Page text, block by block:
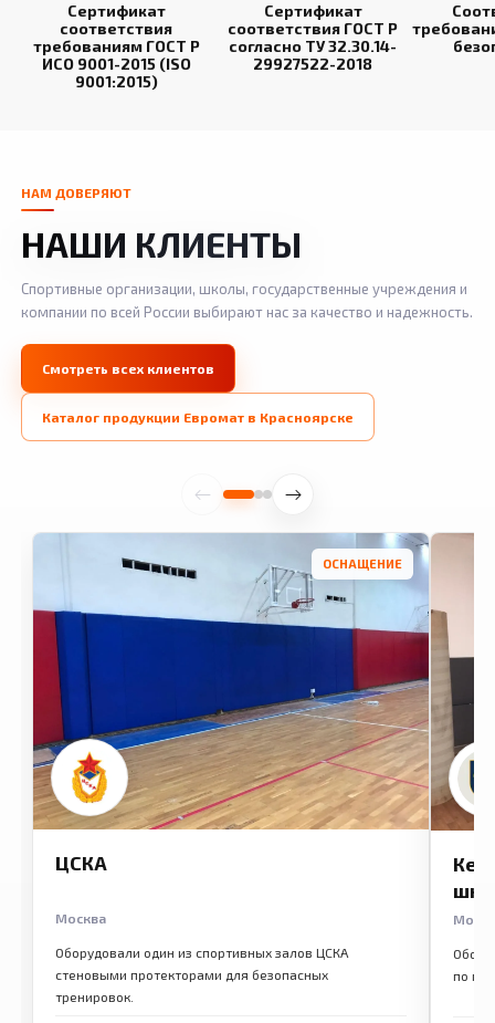
Сертификат
соответствия
требованиям ГОСТ Р
ИСО 9001-2015 (ISO
9001:2015)
Сертификат
соответствия ГОСТ Р
согласно ТУ 32.30.14-
29927522-2018
НАМ ДОВЕРЯЮТ
НАШИ КЛИЕНТЫ
Спортивные организации, школы, государственные учреждения и
компании по всей России выбирают нас за качество и надежность.
Смотреть всех клиентов
Каталог продукции Евромат в Красноярске
ОСНАЩЕНИЕ
ЦСКА
Москва
Оборудовали один из спортивных залов ЦСКА
стеновыми протекторами для безопасных
тренировок.
по